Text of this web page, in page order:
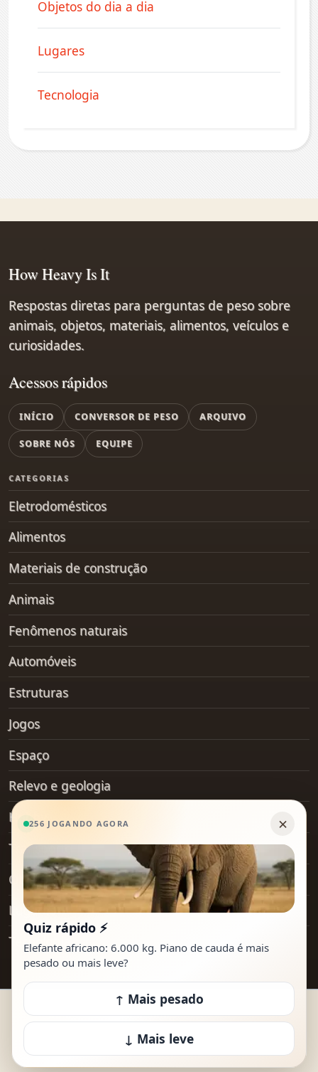
Objetos do dia a dia
Lugares
Tecnologia
Acessos rápidos
INÍCIO CONVERSOR DE PESO ARQUIVO
SOBRE NÓS EQUIPE
CATEGORIAS
Eletrodomésticos
Alimentos
Materiais de construção
Animais
Fenômenos naturais
Automóveis
Estruturas
Jogos
Espaço
Relevo e geologia
Hobby
Transporte
Objetos do dia a dia
Lugares
Tecnologia
How Heavy Is It
Respostas diretas para perguntas de peso sobre
animais, objetos, materiais, alimentos, veículos e
curiosidades.
© 2026 How Heavy Is It. Todos os direitos
reservados.